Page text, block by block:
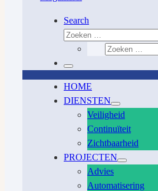
Search
Zoeken
Zoeken
Menu
HOME
DIENSTEN
Veiligheid
Continuïteit
Zichtbaarheid
PROJECTEN
Advies
Automatisering